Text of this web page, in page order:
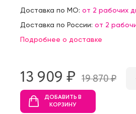
Доставка по МО: от 2 рабочих
Доставка по России: от 2
Подробнее о доставке
13 909 ₷ 19 870 ₷
ДОБАВИТЬ В
КОРЗИНУ